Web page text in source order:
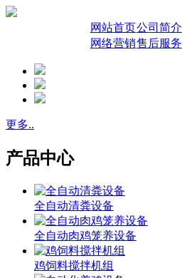
网站首页公司简介
网络营销售后服务
更多..
产品中心
全自动清粪设备
全自动肉鸡笼养设备
鸡饲料搅拌机组